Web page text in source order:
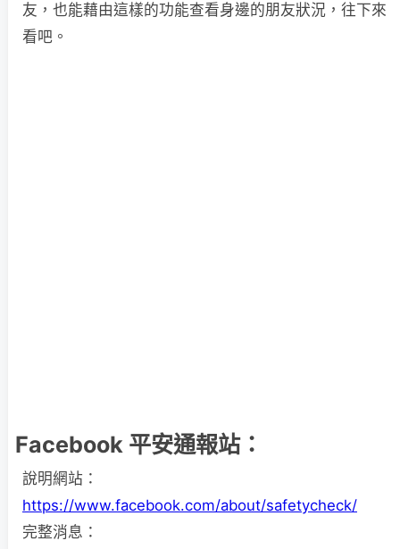
友，也能藉由這樣的功能查看身邊的朋友狀況，往下來
看吧。
Facebook 平安通報站：
說明網站：
https://www.facebook.com/about/safetycheck/
完整消息：